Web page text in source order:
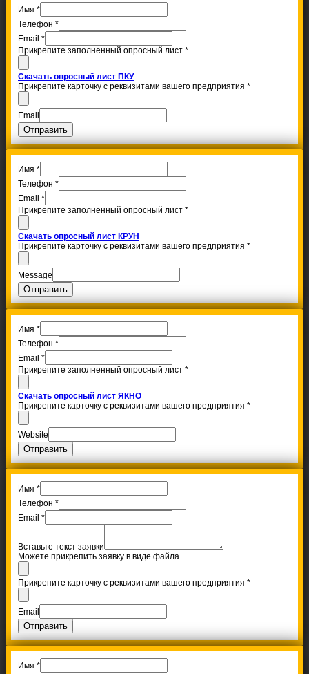
Имя *
Телефон *
Email *
Прикрепите заполненный опросный лист *
Скачать опросный лист ПКУ
Прикрепите карточку с реквизитами вашего предприятия *
Email
Отправить
Имя *
Телефон *
Email *
Прикрепите заполненный опросный лист *
Скачать опросный лист КРУН
Прикрепите карточку с реквизитами вашего предприятия *
Message
Отправить
Имя *
Телефон *
Email *
Прикрепите заполненный опросный лист *
Скачать опросный лист ЯКНО
Прикрепите карточку с реквизитами вашего предприятия *
Website
Отправить
Имя *
Телефон *
Email *
Вставьте текст заявки
Можете прикрепить заявку в виде файла.
Прикрепите карточку с реквизитами вашего предприятия *
Email
Отправить
Имя *